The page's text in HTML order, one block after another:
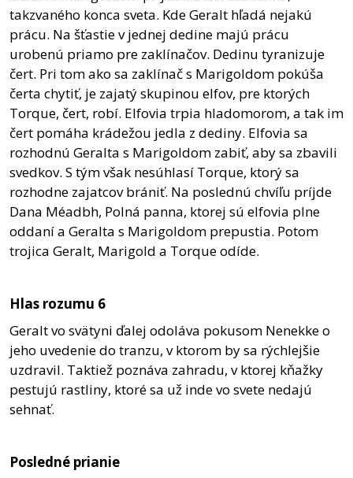
takzvaného konca sveta. Kde Geralt hľadá nejakú
prácu. Na šťastie v jednej dedine majú prácu
urobenú priamo pre zaklínačov. Dedinu tyranizuje
čert. Pri tom ako sa zaklínač s Marigoldom pokúša
čerta chytiť, je zajatý skupinou elfov, pre ktorých
Torque, čert, robí. Elfovia trpia hladomorom, a tak im
čert pomáha krádežou jedla z dediny. Elfovia sa
rozhodnú Geralta s Marigoldom zabiť, aby sa zbavili
svedkov. S tým však nesúhlasí Torque, ktorý sa
rozhodne zajatcov brániť. Na poslednú chvíľu príjde
Dana Méadbh, Polná panna, ktorej sú elfovia plne
oddaní a Geralta s Marigoldom prepustia. Potom
trojica Geralt, Marigold a Torque odíde.
Hlas rozumu 6
Geralt vo svätyni ďalej odoláva pokusom Nenekke o
jeho uvedenie do tranzu, v ktorom by sa rýchlejšie
uzdravil. Taktiež poznáva zahradu, v ktorej kňažky
pestujú rastliny, ktoré sa už inde vo svete nedajú
sehnať.
Posledné prianie